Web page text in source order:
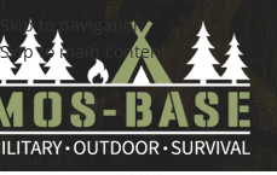
Skip to navigation
Skip to main content